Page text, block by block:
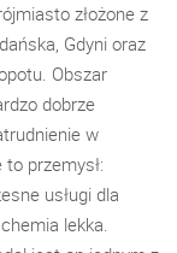
złożone z
Gdyni oraz
Obszar
dobrze
w
przemysł:
usługi dla
lekka.